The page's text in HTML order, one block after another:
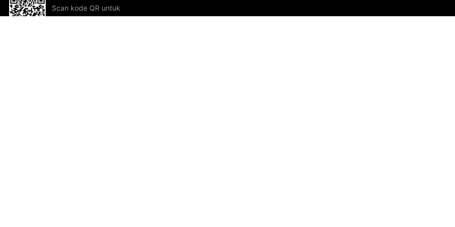
Scan kode QR untuk
mengunduh sekarang!